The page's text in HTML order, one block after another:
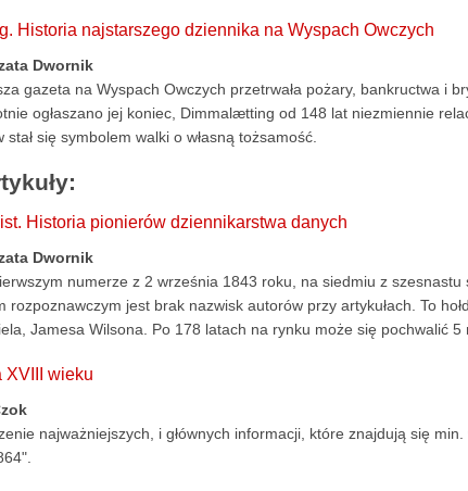
Historia najstarszego dziennika na Wyspach Owczych
Dwornik
gazeta na Wyspach Owczych przetrwała pożary, bankructwa i
ogłaszano jej koniec, Dimmalætting od 148 lat niezmiennie
stał się symbolem walki o własną tożsamość.
Historia pionierów dziennikarstwa danych
Dwornik
numerze z 2 września 1843 roku, na siedmiu z szesnastu
rozpoznawczym jest brak nazwisk autorów przy artykułach. To
Jamesa Wilsona. Po 178 latach na rynku może się pochwalić 5
XVIII wieku
najważniejszych, i głównych informacji, które znajdują się